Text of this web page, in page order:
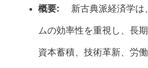
概要: 新古典派経済学は
ムの効率性を重視し、長
資本蓄積、技術革新、労